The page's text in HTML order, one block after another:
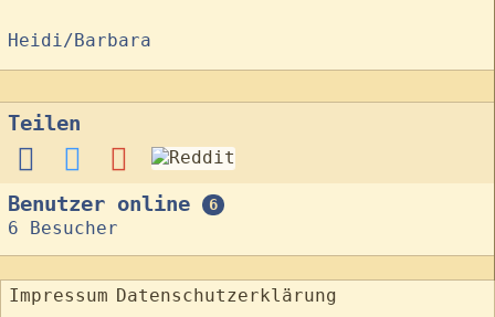
Heidi/Barbara
Teilen
Benutzer online 6
6 Besucher
Impressum Datenschutzerklärung